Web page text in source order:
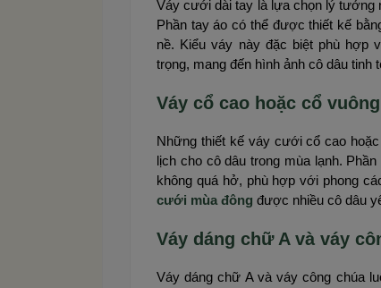
Váy cưới dài tay là lựa chọn lý tưởng
Phần tay áo có thể được thiết kế
nề. Kiểu váy này đặc biệt phù hợp
trọng, mang đến hình ảnh cô dâu tinh
Váy cổ cao hoặc cổ
Những thiết kế váy cưới cổ cao
lịch cho cô dâu trong mùa lạnh.
không quá hở, phù hợp với phong
cưới mùa đông được nhiều cô dâu
Váy dáng chữ A và váy
Váy dáng chữ A và váy công chúa